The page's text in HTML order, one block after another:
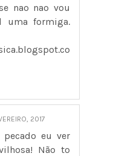
nao nao vou
uma formiga.
2017
eu ver
Não to